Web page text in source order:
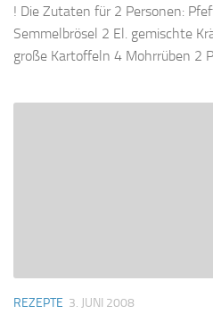
! Die Zutaten für 2 Personen:
Semmelbrösel 2 El. gemischte
große Kartoffeln 4 Mohrrüben 2
REZEPTE 3. JUNI 2008